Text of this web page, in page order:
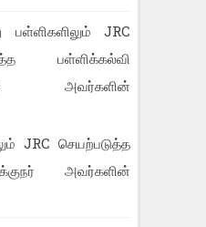
JRC
பள்ளிக்கல்வி
அவர்களின்
JRC செயற்படுத்த
அவர்களின்